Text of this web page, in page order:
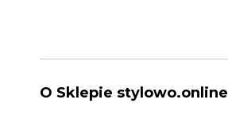
O Sklepie stylowo.online